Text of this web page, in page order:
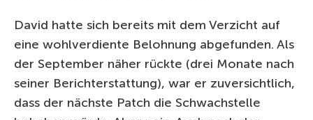
David hatte sich bereits mit dem Verzicht auf
eine wohlverdiente Belohnung abgefunden. Als
der September näher rückte (drei Monate nach
seiner Berichterstattung), war er zuversichtlich,
dass der nächste Patch die Schwachstelle